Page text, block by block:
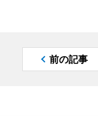
前の記事